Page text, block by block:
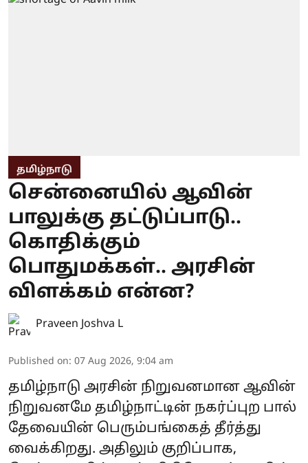
தமிழ்நாடு
சென்னையில் ஆவின்
பாலுக்கு தட்டுப்பாடு..
கொதிக்கும்
பொதுமக்கள்.. அரசின்
விளக்கம் என்ன?
Praveen Joshva L
Published on: 07 Aug 2026, 9:04 am
தமிழ்நாடு அரசின் நிறுவனமான ஆவின்
நிறுவனமே தமிழ்நாட்டின் நகர்ப்புற பால்
தேவையின் பெரும்பங்கைத் தீர்த்து
வைக்கிறது. அதிலும் குறிப்பாக,